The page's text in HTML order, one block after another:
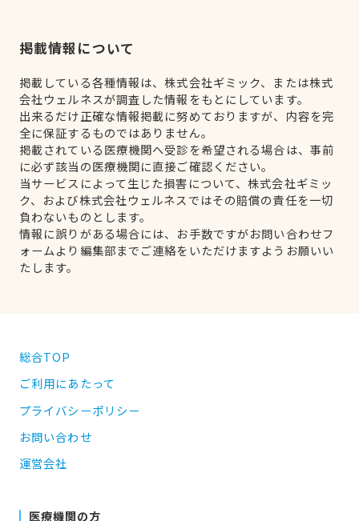
掲載情報について
掲載している各種情報は、株式会社ギミック、または株式
会社ウェルネスが調査した情報をもとにしています。
出来るだけ正確な情報掲載に努めておりますが、内容を完
全に保証するものではありません。
掲載されている医療機関へ受診を希望される場合は、事前
に必ず該当の医療機関に直接ご確認ください。
当サービスによって生じた損害について、株式会社ギミッ
ク、および株式会社ウェルネスではその賠償の責任を一切
負わないものとします。
情報に誤りがある場合には、お手数ですがお問い合わせフ
ォームより編集部までご連絡をいただけますようお願いい
たします。
総合TOP
ご利用にあたって
プライバシーポリシー
お問い合わせ
運営会社
医療機関の方